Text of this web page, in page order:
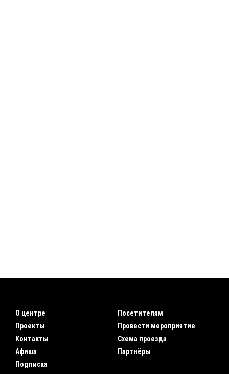
О центре
Проекты
Контакты
Афиша
Подписка
Посетителям
Провести мероприятие
Схема проезда
Партнёры